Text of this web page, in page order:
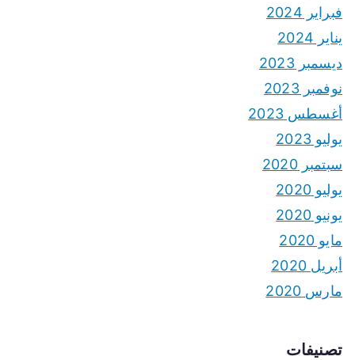
فبراير 2024
يناير 2024
ديسمبر 2023
نوفمبر 2023
أغسطس 2023
يوليو 2023
سبتمبر 2020
يوليو 2020
يونيو 2020
مايو 2020
أبريل 2020
مارس 2020
تصنيفات